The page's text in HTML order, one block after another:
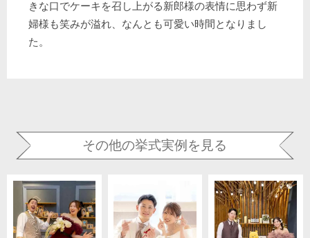
きな口でケーキを召し上がる新郎様の表情に思わず新
婦様も笑みが溢れ、なんとも可愛い時間となりまし
た。
その他の挙式実例を見る